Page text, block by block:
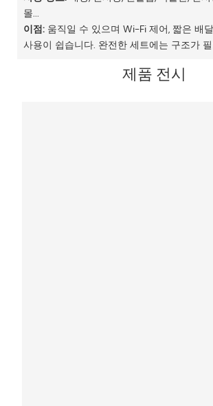
몰...
이점: 움직일 수 있으며 Wi-Fi 제어, 짧은 배
사용이 쉽습니다. 완전한 세트에는 구조가
제품 전시